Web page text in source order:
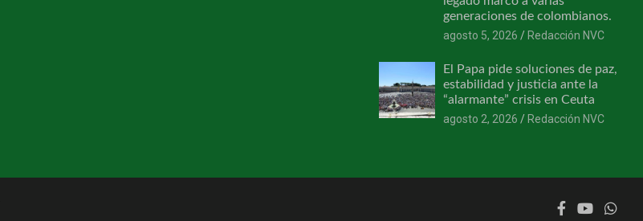
generaciones de colombianos.
agosto 5, 2026
Redacción NVC
El Papa pide soluciones de paz,
estabilidad y justicia ante la
“alarmante” crisis en Ceuta
agosto 2, 2026
Redacción NVC